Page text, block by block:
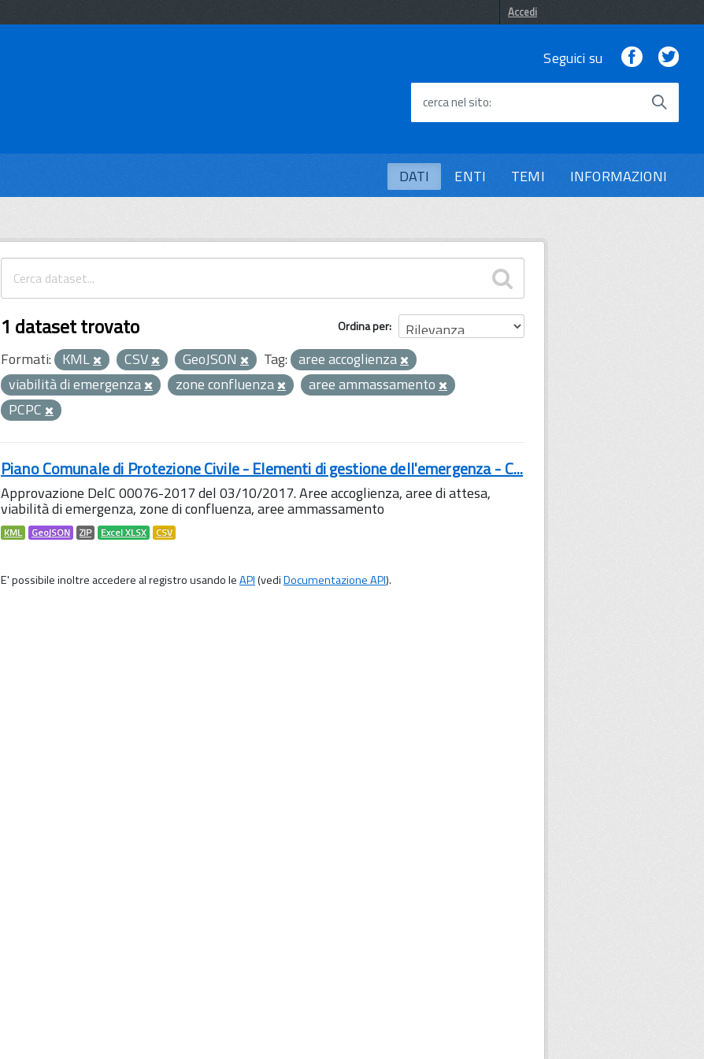
Accedi
Seguici su Facebook
cerca nel sito
DATI ENTI TEMI INFORMAZIONI
Ordina per
1 dataset trovato
Formati: KML CSV GeoJSON Tag: aree accoglienza
viabilità di emergenza
zone confluenza
aree ammassamento
PCPC
Piano Comunale di Protezione Civile - Elementi di gestione dell'emergenza - C...
Approvazione DelC 00076-2017 del 03/10/2017. Aree accoglienza, aree di attesa,
viabilità di emergenza, zone di confluenza, aree ammassamento
KML GeoJSON ZIP Excel XLSX CSV
E' possibile inoltre accedere al registro usando leAPI(vediDocumentazione API).